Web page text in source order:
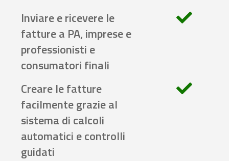
Inviare e ricevere le
fatture a PA, imprese e
professionisti e
consumatori finali
Creare le fatture
facilmente grazie al
sistema di calcoli
automatici e controlli
guidati